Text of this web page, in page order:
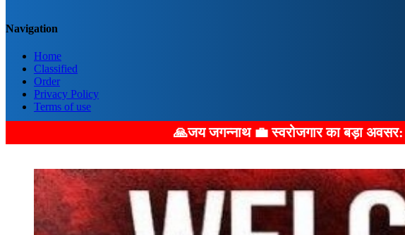
Navigation
Home
Classified
Order
Privacy Policy
Terms of use
🙏जय जगन्नाथ 💼 स्वरोजगार का बड़ा अवसर: 💼 हमारे माध्यम से लोकल